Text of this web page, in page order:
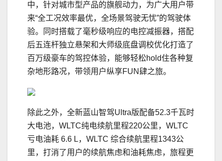
中，针对城市型产品的旗舰动力，为广大用户带
来“全工况效率最优，全场景驾驶无忧”的驾驶体
验。同时搭载了毫秒级响应的电控减振器，搭配
后五连杆独立悬架和大师级底盘调校优化打造了
百万级豪车的驾控体验，能够轻松hold住各种复
杂地形路况，带领用户纵享FUN肆之旅。
除此之外，全新蓝山智驾Ultra版配备52.3千瓦时
大电池，WLTC纯电续航里程220公里，WLTC
亏电油耗 6.6 L，WLTC 综合续航里程1343公
里，打消了用户的续航焦虑和油耗焦虑，旅程更